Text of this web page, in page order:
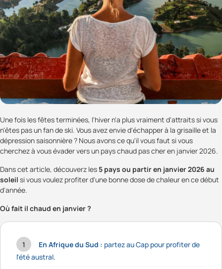
Une fois les fêtes terminées, l'hiver n'a plus vraiment d'attraits si vous
n'êtes pas un fan de ski. Vous avez envie d'échapper à la grisaille et la
dépression saisonnière ? Nous avons ce qu'il vous faut si vous
cherchez à vous évader vers un pays chaud pas cher en janvier 2026.
Dans cet article, découverz les 5 pays ou partir en janvier 2026 au
soleil si vous voulez profiter d'une bonne dose de chaleur en ce début
d'année.
Où fait il chaud en janvier ?
En Afrique du Sud : partez au Cap pour profiter de
l'été austral.